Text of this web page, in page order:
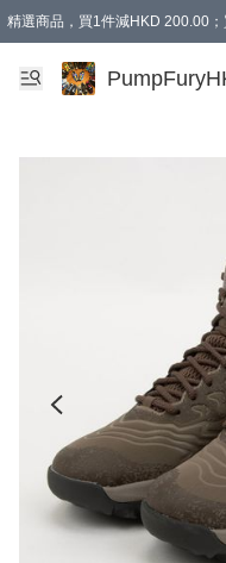
精選商品，買1件減HKD 200.00
AAPE商品,會員專享9折或以上
精選商品，任選買2件或以上減
購物滿 HKD 800.00即享免運費優